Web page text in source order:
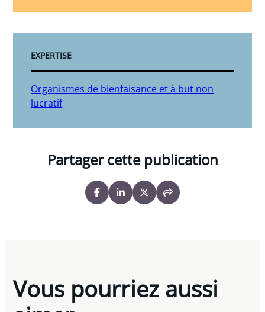
EXPERTISE
Organismes de bienfaisance et à but non
lucratif
Partager cette publication
Vous pourriez aussi